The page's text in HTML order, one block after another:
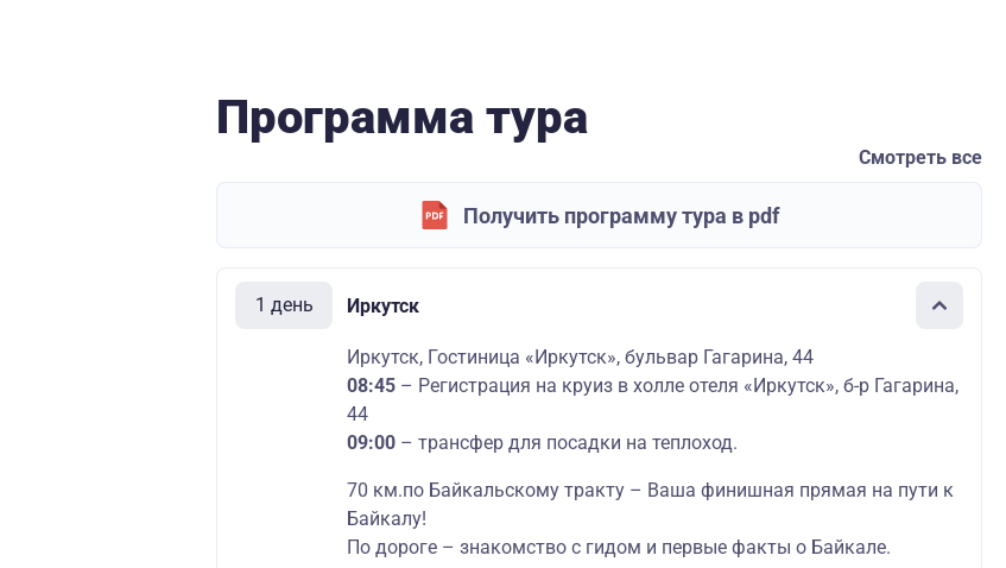
Программа тура
Смотреть все
Получить программу тура в pdf
1 день Иркутск
Иркутск, Гостиница «Иркутск», бульвар Гагарина, 44
08:45 – Регистрация на круиз в холле отеля «Иркутск», б-р Гагарина,
44
09:00 – трансфер для посадки на теплоход.
70 км.по Байкальскому тракту – Ваша финишная прямая на пути к
Байкалу!
По дороге – знакомство с гидом и первые факты о Байкале.